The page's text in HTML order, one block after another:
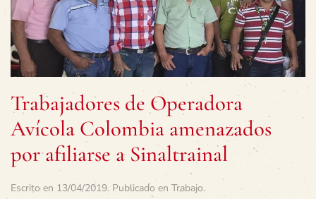
Trabajadores de Operadora
Avícola Colombia amenazados
por afiliarse a Sinaltrainal
Escrito en 13/04/2019. Publicado en Trabajo.